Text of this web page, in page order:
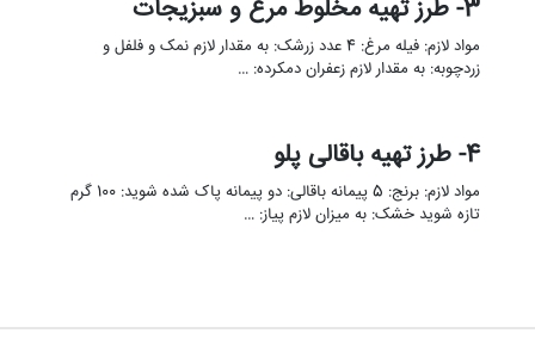
3- طرز تهیه مخلوط مرغ و سبزیجات
مواد لازم: فیله مرغ: 4 عدد زرشک: به مقدار لازم نمک و فلفل و
زردچوبه: به مقدار لازم زعفران دمکرده: …
4- طرز تهیه باقالی پلو
مواد لازم: برنج: 5 پیمانه باقالی: دو پیمانه پاک شده شوید: 100 گرم
تازه شوید خشک: به میزان لازم پیاز: …